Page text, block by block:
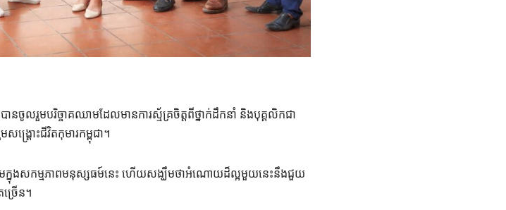
ចូលរួមបរិច្ចាគឈាមដែលមានការស្ម័គ្រចិត្ដពីថ្នាក់ដឹកនាំ និងបុគ្គលិកជា
ង្គ្រោះជីវិតកុមារកម្ពុជា។
នុងសកម្មភាពមនុស្សធម៍នេះ ហើយសង្ឃឹមថាអំណោយដ៏ល្អមួយនេះនឹងជួយ
រើន។